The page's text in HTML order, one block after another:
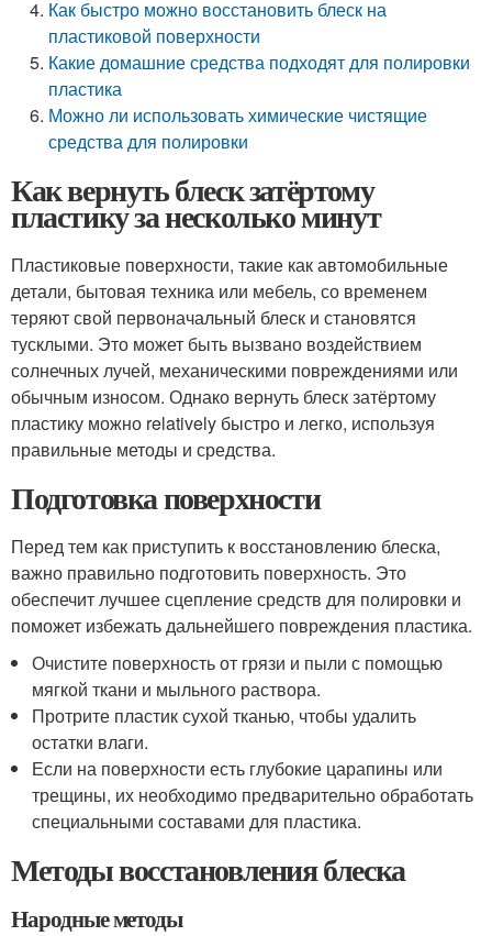
Как быстро можно восстановить блеск на
пластиковой поверхности
Какие домашние средства подходят для полировки
пластика
Можно ли использовать химические чистящие
средства для полировки
Как вернуть блеск затёртому
пластику за несколько минут
Пластиковые поверхности, такие как автомобильные
детали, бытовая техника или мебель, со временем
теряют свой первоначальный блеск и становятся
тусклыми. Это может быть вызвано воздействием
солнечных лучей, механическими повреждениями или
обычным износом. Однако вернуть блеск затёртому
пластику можно relatively быстро и легко, используя
правильные методы и средства.
Подготовка поверхности
Перед тем как приступить к восстановлению блеска,
важно правильно подготовить поверхность. Это
обеспечит лучшее сцепление средств для полировки и
поможет избежать дальнейшего повреждения пластика.
Очистите поверхность от грязи и пыли с помощью
мягкой ткани и мыльного раствора.
Протрите пластик сухой тканью, чтобы удалить
остатки влаги.
Если на поверхности есть глубокие царапины или
трещины, их необходимо предварительно обработать
специальными составами для пластика.
Методы восстановления блеска
Народные методы